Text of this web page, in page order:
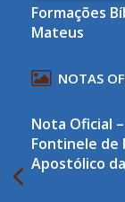
Formações
Mateus
NOTAS
Nota Oficial
Fontinele de
Apostólico